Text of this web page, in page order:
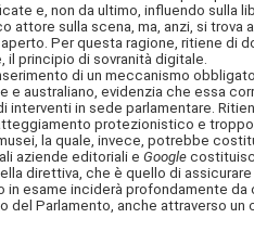
e, non da ultimo, influendo sulla
sulla scena, ma, anzi, si trova
Per questa ragione, ritiene di
principio di sovranità digitale.
di un meccanismo
e australiano, evidenzia che essa
interventi in sede parlamentare.
protezionistico e troppo
la quale, invece, potrebbe
aziende editoriali e Google
direttiva, che è quello di
esame inciderà profondamente
Parlamento, anche attraverso